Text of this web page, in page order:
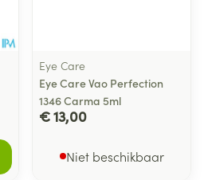
Eye Care
Eye Care Vao Perfection
1346 Carma 5ml
€ 13,00
Niet beschikbaar